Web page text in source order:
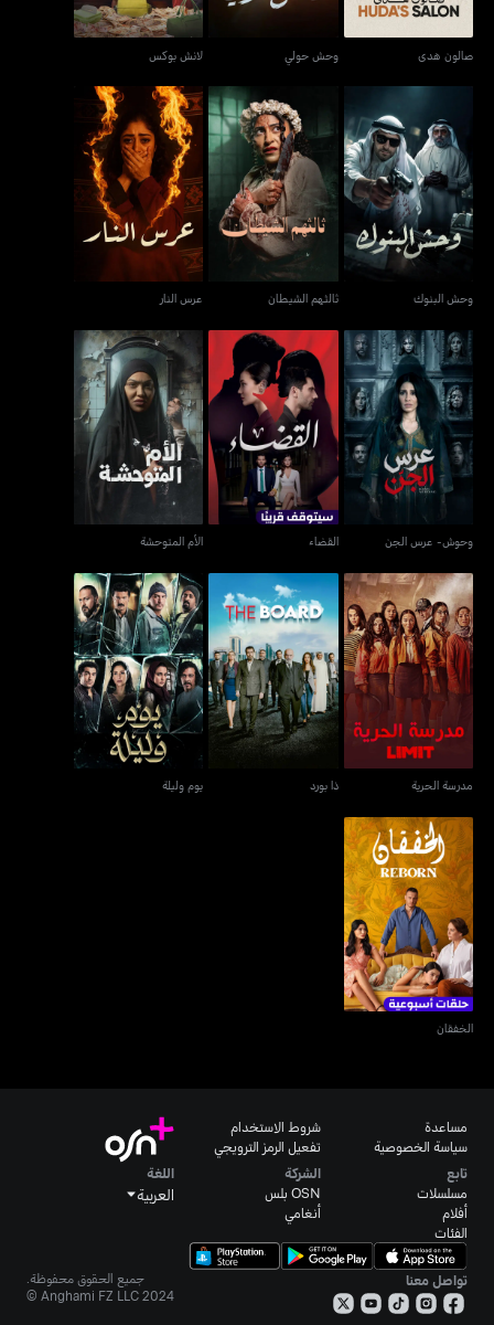
صالون هدى وحش حولي لانش بوكس
وحش البنوك
وحش البنوك
ثالثهم الشيطان
ثالثهم الشيطان
عرس النار
عرس النار
وحوش- عرس الجن
وحوش- عرس الجن
القضاء
القضاء
الأم المتوحشة
الأم المتوحشة
مدرسة الحرية
مدرسة الحرية
ذا بورد
ذا بورد
يوم وليلة
يوم وليلة
الخفقان
الخفقان
مساعدة
سياسة الخصوصية
شروط الاستخدام
تفعيل الرمز الترويجي
تابع
مسلسلات
أفلام
الفئات
الشركة
OSN بلس
أنغامي
اللغة
العربية
تواصل معنا
جميع الحقوق محفوظة.
Anghami FZ LLC 2024 ©